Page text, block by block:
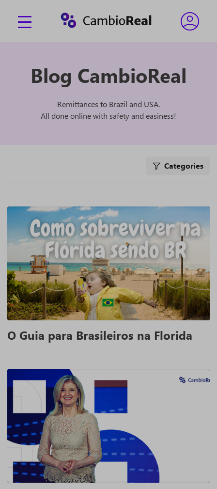
Blog CambioReal
Remittances to Brazil and USA.
All done online with safety and easiness!
Categories
O Guia para Brasileiros na Florida